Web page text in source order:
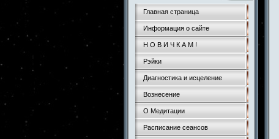
Главная страница
Информация о сайте
Н О В И Ч К А М !
Рэйки
Диагностика и исцеление
Вознесение
О Медитации
Расписание сеансов